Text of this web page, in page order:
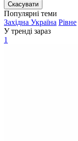
Скасувати
Популярні теми
Західна Україна Рівне
У тренді зараз
1